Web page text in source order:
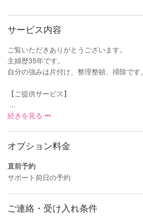
サービス内容
ご覧いただきありがとうございます。
主婦歴35年です。
自分の強みは片付け、整理整頓、掃除です。
【ご提供サービス】
...
続きを見る
オプション料金
直前予約
サポート前日の予約
ご連絡・受け入れ条件